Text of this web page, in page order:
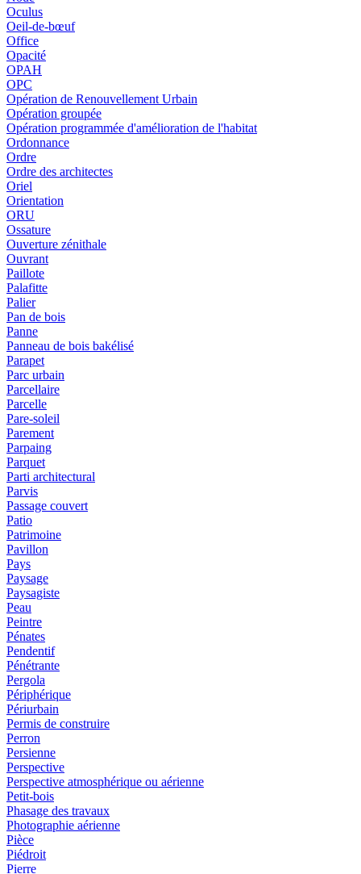
Oculus
Oeil-de-bœuf
Office
Opacité
OPAH
OPC
Opération de Renouvellement Urbain
Opération groupée
Opération programmée d'amélioration de l'habitat
Ordonnance
Ordre
Ordre des architectes
Oriel
Orientation
ORU
Ossature
Ouverture zénithale
Ouvrant
Paillote
Palafitte
Palier
Pan de bois
Panne
Panneau de bois bakélisé
Parapet
Parc urbain
Parcellaire
Parcelle
Pare-soleil
Parement
Parpaing
Parquet
Parti architectural
Parvis
Passage couvert
Patio
Patrimoine
Pavillon
Pays
Paysage
Paysagiste
Peau
Peintre
Pénates
Pendentif
Pénétrante
Pergola
Périphérique
Périurbain
Permis de construire
Perron
Persienne
Perspective
Perspective atmosphérique ou aérienne
Petit-bois
Phasage des travaux
Photographie aérienne
Pièce
Piédroit
Pierre